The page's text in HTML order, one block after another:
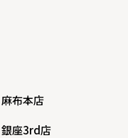
麻布本店
銀座3rd店